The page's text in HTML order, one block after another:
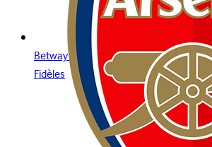
Betway Clubs : Le Programme VIP
Fidèles